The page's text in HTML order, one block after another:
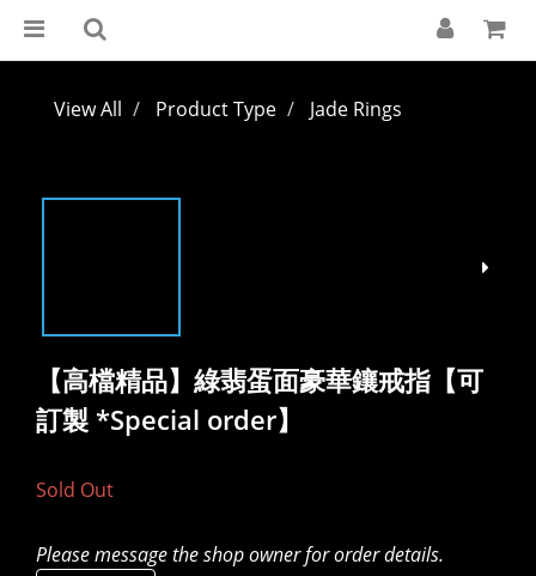
View All Product Type Jade Rings
【高檔精品】綠翡蛋面豪華鑲戒指【可
訂製 *Special order】
Sold Out
Please message the shop owner for order details.